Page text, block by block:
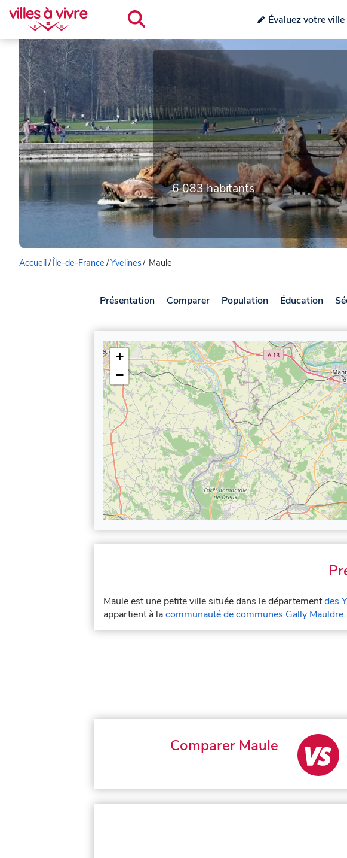
Évaluez votre ville
6 083 habitants
Accueil/ Île-de-France/Yvelines/ Maule
Présentation Comparer Population Éducation
+
−
Maule est une petite ville située dans le départementdes
appartient à lacommunauté de communes Gally Mauldre
Comparer Maule